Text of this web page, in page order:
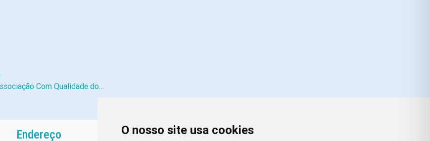
O nosso site usa cookies
Com Qualidade do…
Endereço Redes Sociais